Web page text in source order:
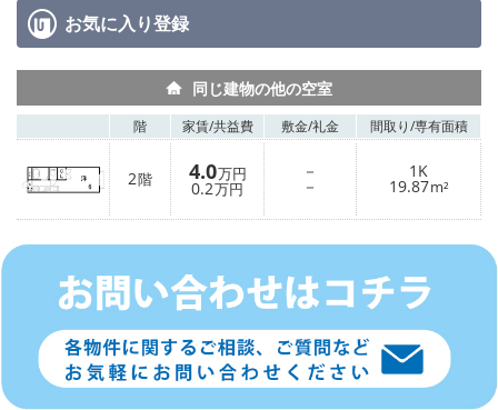
お気に入り登録
同じ建物の他の空室
階 家賃/共益費 敷金/礼金 間取り/専有面積
2階 4.0万円
0.2万円
－
－
1K
19.87m²